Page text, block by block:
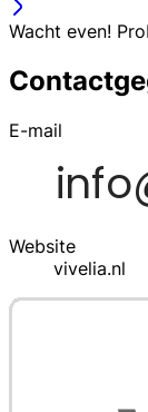
Wacht even!
E-mail
Website
vivelia.nl